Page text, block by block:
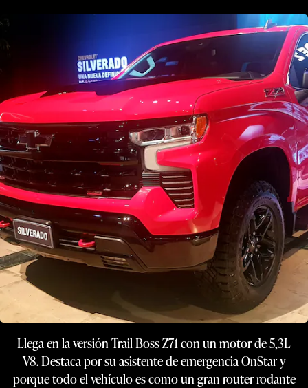
Llega en la versión Trail Boss Z71 con un motor de 5,3L
V8. Destaca por su asistente de emergencia OnStar y
porque todo el vehículo es como un gran router rodante